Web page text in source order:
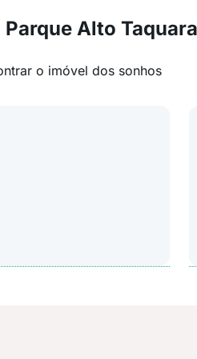
Alto
o imóvel dos sonhos